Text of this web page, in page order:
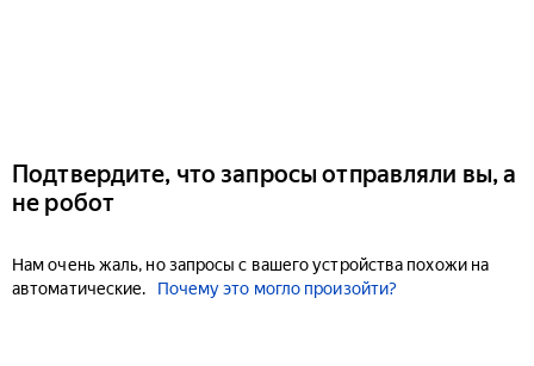
Подтвердите, что запросы отправляли вы, а
не робот
Нам очень жаль, но запросы с вашего устройства похожи на
автоматические.
Почему это могло произойти?